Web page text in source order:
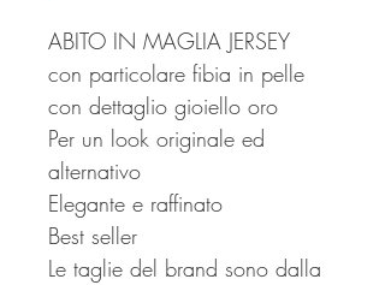
ABITO IN MAGLIA JERSEY
con particolare fibia in pelle
con dettaglio gioiello oro
Per un look originale ed
alternativo
Elegante e raffinato
Best seller
Le taglie del brand sono dalla